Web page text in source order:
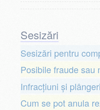
Sesizări
Sesizări pentru
Posibile fraude sau
Infracțiuni și
Cum se pot anula